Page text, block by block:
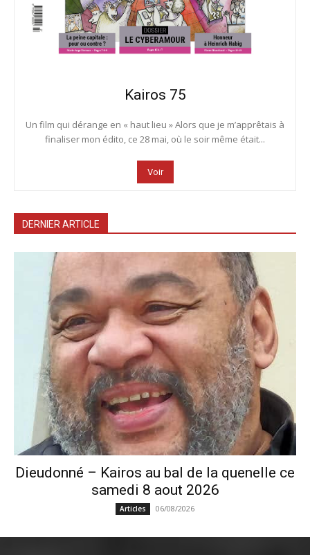
Kairos 75
Un film qui dérange en « haut lieu » Alors que je m’apprêtais à
finaliser mon édito, ce 28 mai, où le soir même était...
Voir
DERNIER ARTICLE
Dieudonné – Kairos au bal de la quenelle ce
samedi 8 aout 2026
Articles 06/08/2026